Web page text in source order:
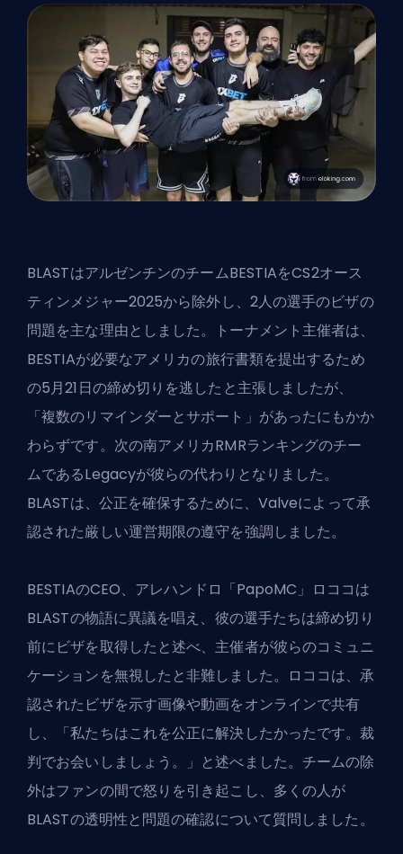
BLASTはアルゼンチンのチームBESTIAをCS2オース
ティンメジャー2025から除外し、2人の選手のビザの
問題を主な理由としました。トーナメント主催者は、
BESTIAが必要なアメリカの旅行書類を提出するため
の5月21日の締め切りを逃したと主張しましたが、
「複数のリマインダーとサポート」があったにもかか
わらずです。次の南アメリカRMRランキングのチー
ムであるLegacyが彼らの代わりとなりました。
BLASTは、公正を確保するために、 Valveによって承
認された厳しい運営期限の遵守を強調しました。
BESTIAのCEO、アレハンドロ「PapoMC」ロココは
BLASTの物語に異議を唱え、彼の選手たちは締め切り
前にビザを取得したと述べ、主催者が彼らのコミュニ
ケーションを無視したと非難しました。ロココは、承
認されたビザを示す画像や動画をオンラインで共有
し、「私たちはこれを公正に解決したかったです。裁
判でお会いしましょう。」と述べました。チームの除
外はファンの間で怒りを引き起こし、多くの人が
BLASTの透明性と問題の確認について質問しました。